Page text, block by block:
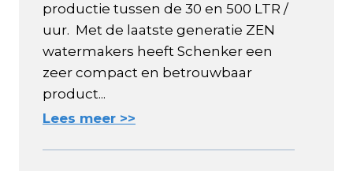
productie tussen de 30 en 500 LTR /
uur. Met de laatste generatie ZEN
watermakers heeft Schenker een
zeer compact en betrouwbaar
product...
Lees meer >>